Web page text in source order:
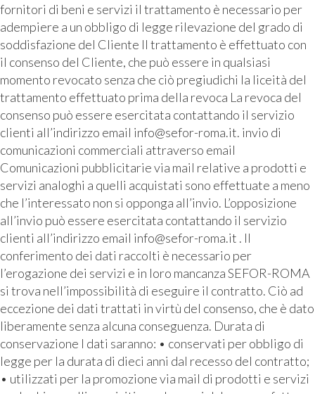
fornitori di beni e servizi il trattamento è necessario per
adempiere a un obbligo di legge rilevazione del grado di
soddisfazione del Cliente Il trattamento è effettuato con
il consenso del Cliente, che può essere in qualsiasi
momento revocato senza che ciò pregiudichi la liceità del
trattamento effettuato prima della revoca La revoca del
consenso può essere esercitata contattando il servizio
clienti all’indirizzo email info@sefor-roma.it. invio di
comunicazioni commerciali attraverso email
Comunicazioni pubblicitarie via mail relative a prodotti e
servizi analoghi a quelli acquistati sono effettuate a meno
che l’interessato non si opponga all’invio. L’opposizione
all’invio può essere esercitata contattando il servizio
clienti all’indirizzo email info@sefor-roma.it . Il
conferimento dei dati raccolti è necessario per
l’erogazione dei servizi e in loro mancanza SEFOR-ROMA
si trova nell’impossibilità di eseguire il contratto. Ciò ad
eccezione dei dati trattati in virtù del consenso, che è dato
liberamente senza alcuna conseguenza. Durata di
conservazione I dati saranno: • conservati per obbligo di
legge per la durata di dieci anni dal recesso del contratto;
• utilizzati per la promozione via mail di prodotti e servizi